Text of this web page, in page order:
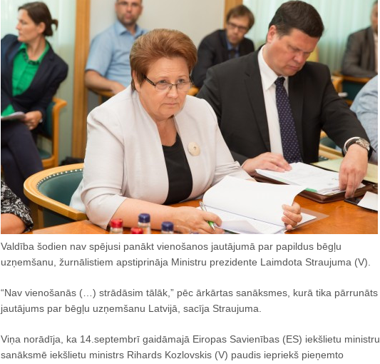
Valdība šodien nav spējusi panākt vienošanos jautājumā par papildus bēgļu
uzņemšanu, žurnālistiem apstiprināja Ministru prezidente Laimdota Straujuma (V).
“Nav vienošanās (…) strādāsim tālāk,” pēc ārkārtas sanāksmes, kurā tika pārrunāts
jautājums par bēgļu uzņemšanu Latvijā, sacīja Straujuma.
Viņa norādīja, ka 14.septembrī gaidāmajā Eiropas Savienības (ES) iekšlietu ministru
sanāksmē iekšlietu ministrs Rihards Kozlovskis (V) paudis iepriekš pieņemto